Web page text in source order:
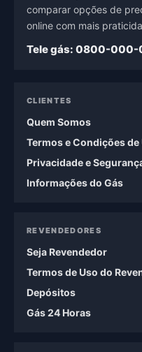
comparar opções de
online com mais
Tele gás: 0800-000-
CLIENTES
Quem Somos
Termos e Condições de
Privacidade e
Informações do Gás
REVENDEDORES
Seja Revendedor
Termos de Uso do
Depósitos
Gás 24 Horas